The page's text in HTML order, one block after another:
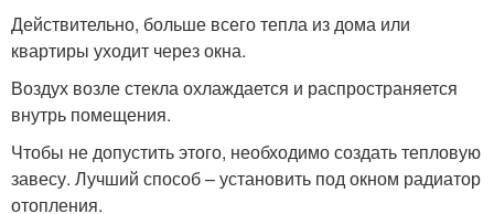
Действительно, больше всего тепла из дома или
квартиры уходит через окна.
Воздух возле стекла охлаждается и распространяется
внутрь помещения.
Чтобы не допустить этого, необходимо создать тепловую
завесу. Лучший способ – установить под окном радиатор
отопления.